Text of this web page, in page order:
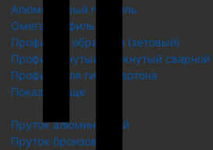
Алюминиевый профиль
Омега профиль ОП
Профиль Z образный (зетовый)
Профиль гнутый замкнутый сварной
Профиль для гипсокартона
Показать еще
Пруток алюминиевый
Пруток бронзовый